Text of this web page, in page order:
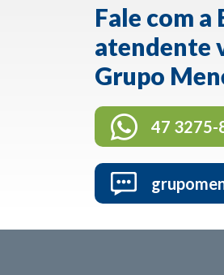
Fale com a
atendente
Grupo
47 3275-